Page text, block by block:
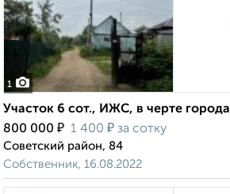
1
Участок 6 сот., ИЖС, в черте города
800 000 ₽ 1 400 ₽ за сотку
Советский район, 84
Собственник, 16.08.2022